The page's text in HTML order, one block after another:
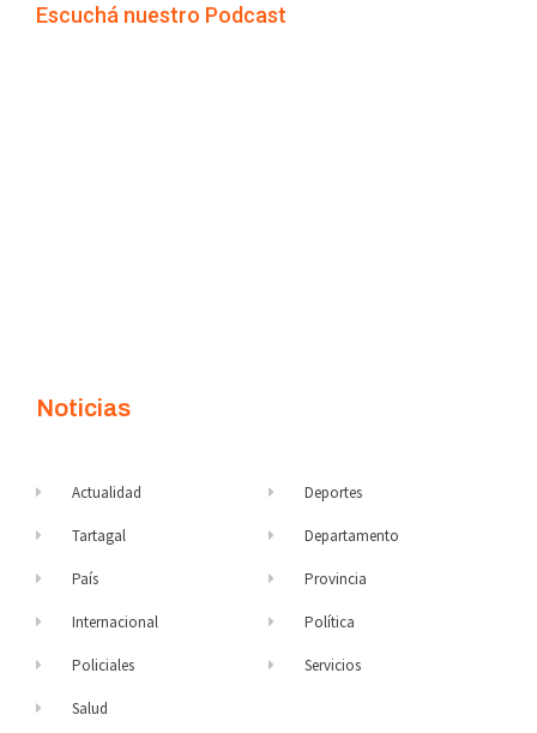
Escuchá nuestro Podcast
Noticias
Actualidad
Tartagal
País
Internacional
Policiales
Salud
Deportes
Departamento
Provincia
Política
Servicios